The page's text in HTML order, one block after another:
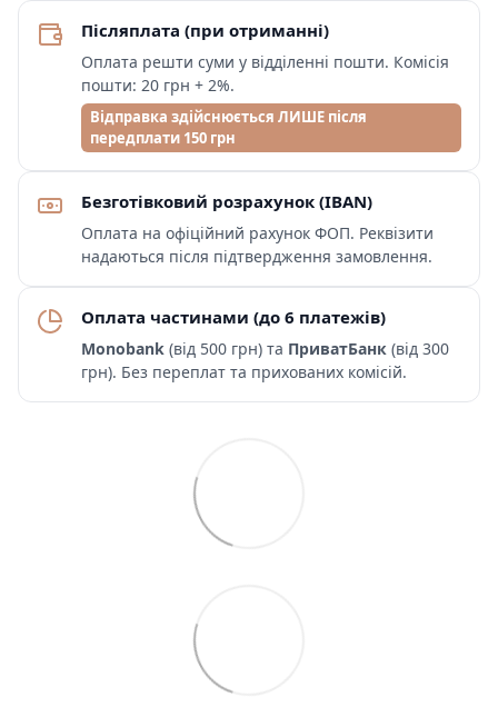
Післяплата (при отриманні)
Оплата решти суми у відділенні пошти. Комісія
пошти: 20 грн + 2%.
Відправка здійснюється ЛИШЕ після
передплати 150 грн
Безготівковий розрахунок (IBAN)
Оплата на офіційний рахунок ФОП. Реквізити
надаються після підтвердження замовлення.
Оплата частинами (до 6 платежів)
Monobank (від 500 грн) та ПриватБанк (від 300
грн). Без переплат та прихованих комісій.